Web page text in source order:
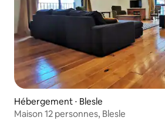
Hébergement ⋅ Blesle
Maison 12 personnes, Blesle